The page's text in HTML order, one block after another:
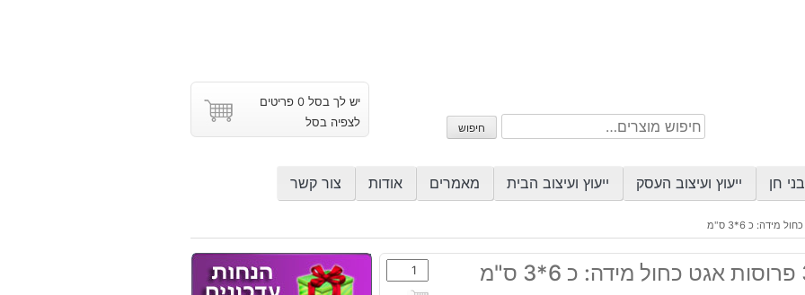
חיפוש
עבור:
חיפוש
יש לך בסל 0 פריטים
לצפיה בסל
חן ייעוץ ועיצוב העסק ייעוץ ועיצוב הבית מאמרים אודות צור קשר
ס"מ
כמות
של